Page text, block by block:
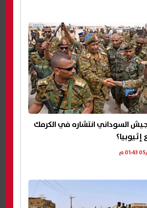
السوداني انتشاره في الكرمك